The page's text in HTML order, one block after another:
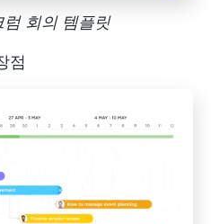
회의 템플릿
점